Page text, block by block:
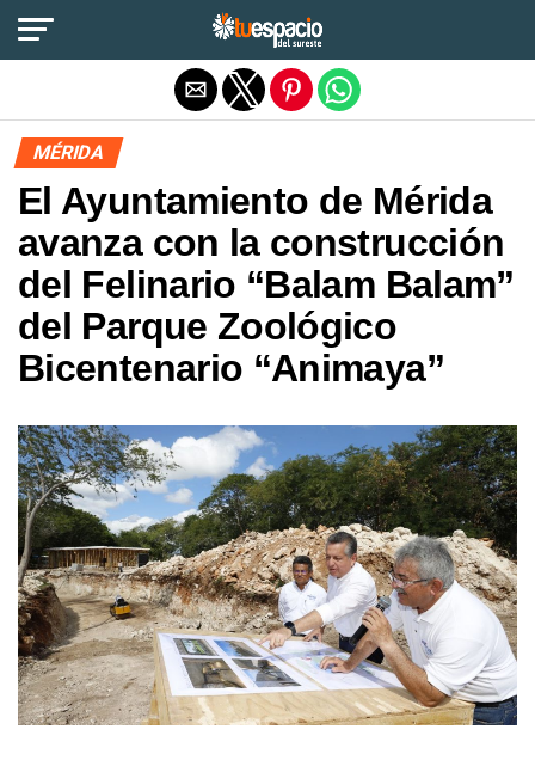
MÉRIDA
El Ayuntamiento de Mérida
avanza con la construcción
del Felinario “Balam Balam”
del Parque Zoológico
Bicentenario “Animaya”
Salir de la versión móvil